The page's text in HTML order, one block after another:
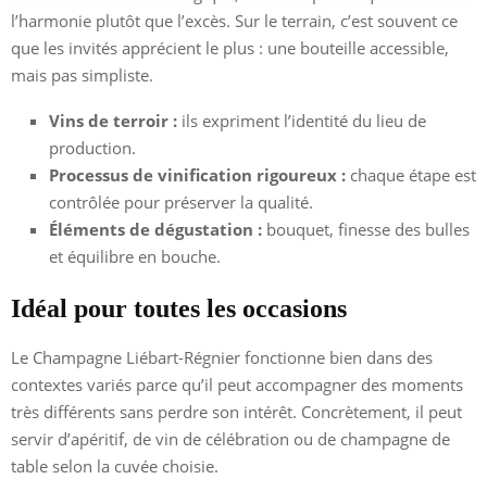
l’harmonie plutôt que l’excès. Sur le terrain, c’est souvent ce
que les invités apprécient le plus : une bouteille accessible,
mais pas simpliste.
Vins de terroir : ils expriment l’identité du lieu de
production.
Processus de vinification rigoureux : chaque étape est
contrôlée pour préserver la qualité.
Éléments de dégustation : bouquet, finesse des bulles
et équilibre en bouche.
Idéal pour toutes les occasions
Le Champagne Liébart-Régnier fonctionne bien dans des
contextes variés parce qu’il peut accompagner des moments
très différents sans perdre son intérêt. Concrètement, il peut
servir d’apéritif, de vin de célébration ou de champagne de
table selon la cuvée choisie.